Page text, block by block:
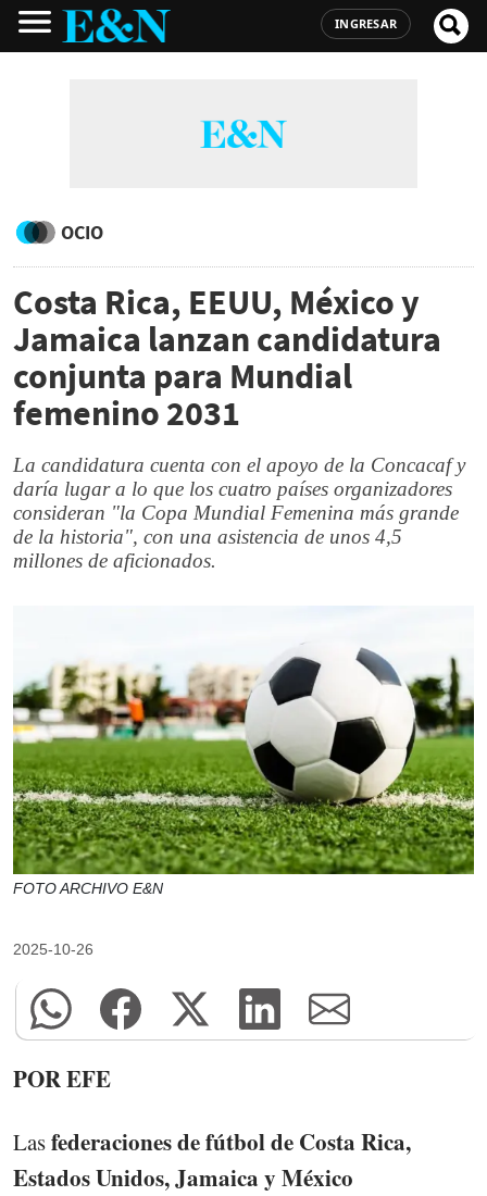
INGRESAR
OCIO
Costa Rica, EEUU, México y
Jamaica lanzan candidatura
conjunta para Mundial
femenino 2031
La candidatura cuenta con el apoyo de la Concacaf y
daría lugar a lo que los cuatro países organizadores
consideran "la Copa Mundial Femenina más grande
de la historia", con una asistencia de unos 4,5
millones de aficionados.
FOTO ARCHIVO E&N
2025-10-26
POR EFE
Lasfederaciones de fútbol de Costa Rica,
Estados Unidos, Jamaica y México